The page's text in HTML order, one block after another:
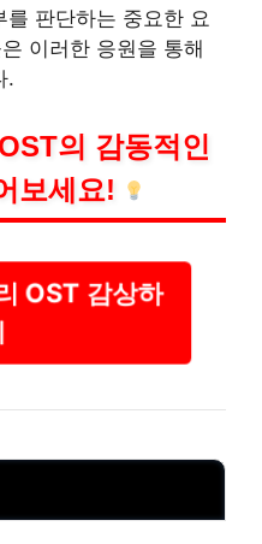
판단하는 중요한 요
이러한 응원을 통해
.
의 감동적인
보세요!
OST 감상하